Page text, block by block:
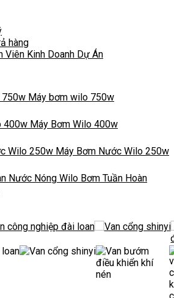
hàng
Viên Kinh Doanh Dự Án
Máy bơm wilo 750w
Máy Bơm Wilo 400w
Máy Bơm Nước Wilo 250w
Bơm Tuần Hoàn